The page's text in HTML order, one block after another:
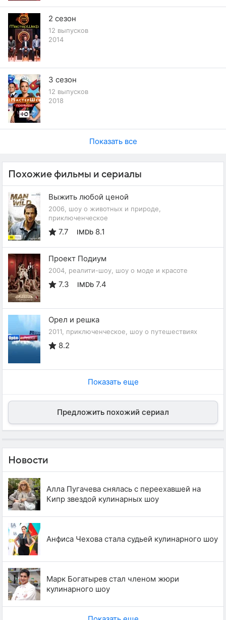
2 сезон
12 выпусков
2014
3 сезон
12 выпусков
2018
Показать все
Похожие фильмы и сериалы
Выжить любой ценой
2006, шоу о животных и природе,
приключенческое
7.7 IMDb 8.1
Проект Подиум
2004, реалити-шоу, шоу о моде и красоте
7.3 IMDb 7.4
Орел и решка
2011, приключенческое, шоу о путешествиях
8.2
Показать еще
Предложить похожий сериал
Новости
Алла Пугачева снялась с переехавшей на
Кипр звездой кулинарных шоу
Анфиса Чехова стала судьей кулинарного шоу
Марк Богатырев стал членом жюри
кулинарного шоу